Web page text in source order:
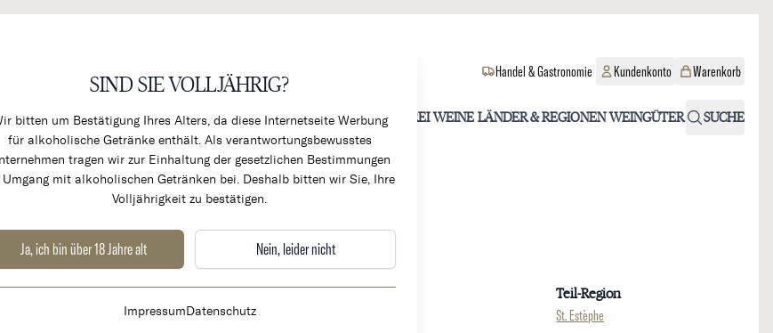
SIND SIE VOLLJÄHRIG?
bitten um Bestätigung Ihres Alters, da diese Internetseite Werbung
für alkoholische Getränke enthält. Als verantwortungsbewusstes
tragen wir zur Einhaltung der gesetzlichen Bestimmungen
Umgang mit alkoholischen Getränken bei. Deshalb bitten wir Sie, Ihre
Volljährigkeit zu bestätigen.
Ja, ich bin über 18 Jahre alt Nein, leider nicht
ImpressumDatenschutz
KÜCHENPRODUKTE & ALKOHOLFREI WEINE LÄNDER & REGIONEN WEINGÜTER SUCHE
Handel & Gastronomie Kundenkonto Warenkorb
-Magnum- GROSSFLASCHE
Frankreich
Teil-Region
St. Estèphe